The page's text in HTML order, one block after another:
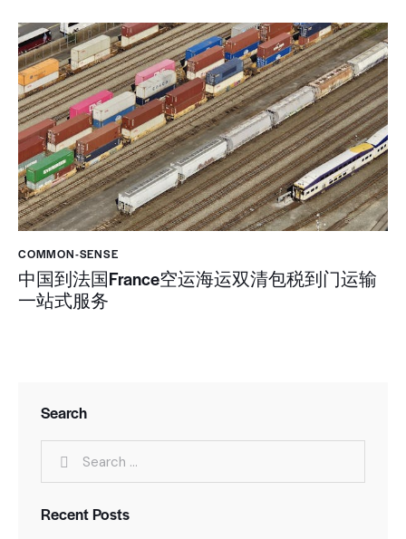
COMMON-SENSE
中国到法国France空运海运双清包税到门运输
一站式服务
Search
Recent Posts